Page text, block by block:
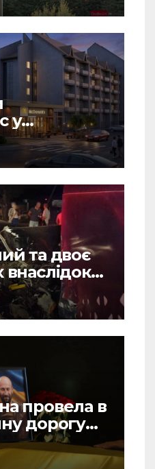
у
та двоє
провела в
дорогу
– Олега